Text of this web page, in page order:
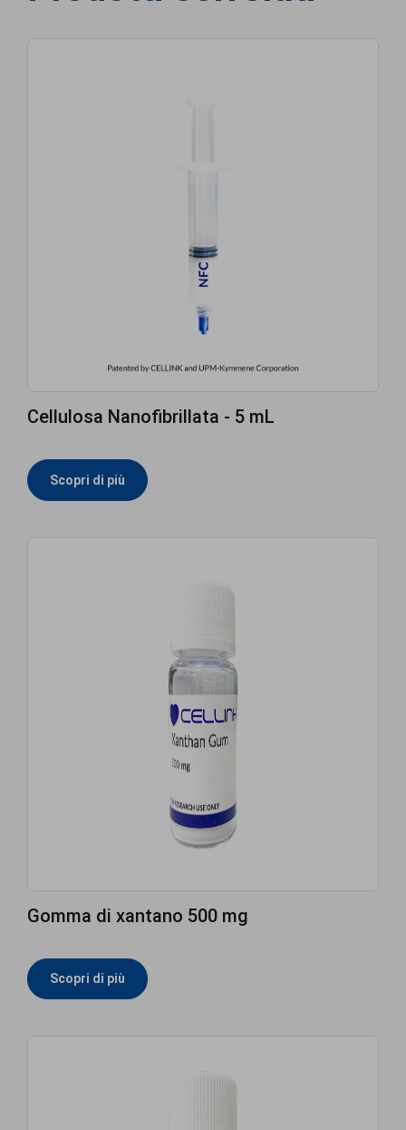
Cellulosa Nanofibrillata - 5 mL
Scopri di più
Gomma di xantano 500 mg
Scopri di più